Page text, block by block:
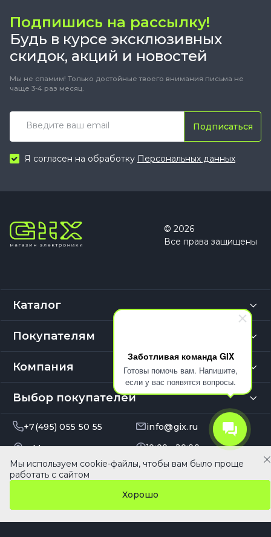
Заботливая команда GIX
Готовы помочь вам. Напишите,
если у вас появятся вопросы.
Подпишись на рассылку!
Будь в курсе эксклюзивных
скидок, акций и новостей
Мы не спамим! Только достойные твоего внимания письма не
чаще 3-4 раз месяц.
Подписаться
Я согласен на обработку Персональных данных
© 2026
Все права защищены
Каталог
Покупателям
Компания
Выбор покупателей
+7(495) 055 50 55
info@gix.ru
г. Москва,
Багратионовский
проезд,
10:00 – 20:00
Ежедневно
61 990 ₽ В корзину
Мы используем cookie-файлы, чтобы вам было проще
работать с сайтом
Хорошо